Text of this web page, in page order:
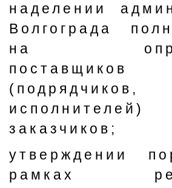
наделении
Волгограда
на
поставщиков
(подрядчиков,
заказчиков;
утверждении
рамках